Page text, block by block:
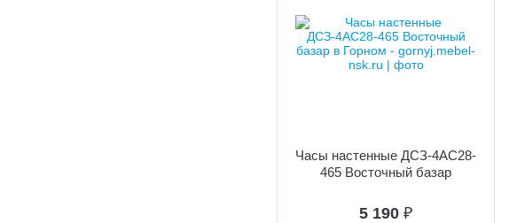
Часы настенные ДСЗ-4АС28-
465 Восточный базар
5 190 ₽